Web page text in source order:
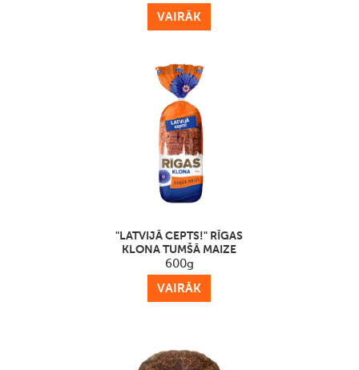
VAIRĀK
"LATVIJĀ CEPTS!" RĪGAS
KLONA TUMŠĀ MAIZE
600g
VAIRĀK